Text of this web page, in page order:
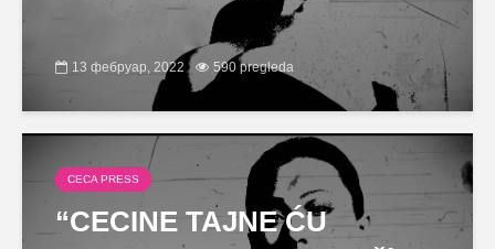
13 фебруар, 2022 590 pregleda
CECA PRESS
“CECINE TAJNE ĆU